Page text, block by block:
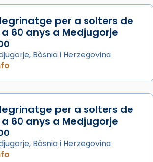
a la Catedral de Barcelona.
de Barcelona, el cardenal Joan
ha presidit la missa i l’ha
bisbe auxiliar de Barcelona,
· Share
de Barcelona
per a solters de
a 60 anys a Medjugorje
Bòsnia i Herzegovina
per a solters de
a 60 anys a Medjugorje
Bòsnia i Herzegovina